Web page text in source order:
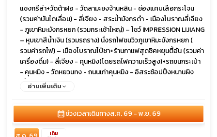
แชงกรีล่า+วัดต้าฝอ - วัดลามะซงจ้านหลิน - ช่องแคบเสือกระโจน
(รวมค่าบันไดเลื่อน) - ลี่เจียง - สระน้ำมังกรดำ - เมืองโบราณลี่เจียง
- ภูเขาหิมะมังกรหยก (รวมกระเช้าใหญ่) – โชว์ IMPRESSION LIJIANG
– หุบเขาสีน้ำเงิน (รวมรถราง) นั่งรถไฟชมวิวภูเขาหิมะมังกรหยก (
รวมค่ารถไฟ) – เมืองโบราณไป๋ซา+ร้านกาแฟสุดชิคหยุนตี้อัน (รวมค่า
เครื่องดื่ม) - ลี่เจียง - คุนหมิง(โดยรถไฟความเร็วสูง)+รถขนกระเป๋า
- คุนหมิง - วัดหยวนทง - ถนนเก่าคุนหมิง - อิสระช้อปปิ้งหนานผิง
เจี่ย+POP MART - ตำหนักทอง
อ่านเพิ่มเติม
calendar_monthช่วงเวลาเดินทางส.ค. 69 - พ.ย. 69
เต็ม